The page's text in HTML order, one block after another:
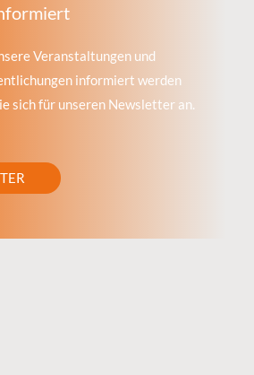
Veranstaltungen und
informiert werden
sich für unseren Newsletter an.